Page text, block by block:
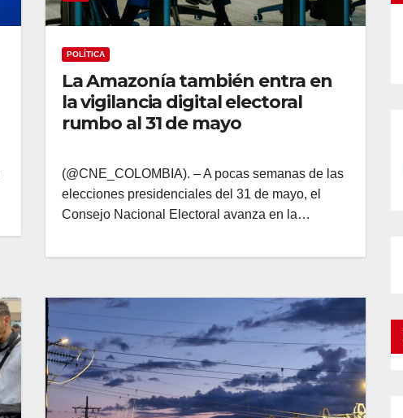
POLÍTICA
La Amazonía también entra en
la vigilancia digital electoral
rumbo al 31 de mayo
(@CNE_COLOMBIA). – A pocas semanas de las
elecciones presidenciales del 31 de mayo, el
Consejo Nacional Electoral avanza en la…